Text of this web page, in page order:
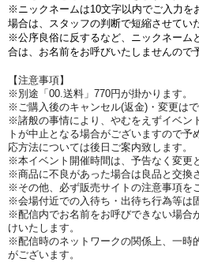
※ニックネームは10文字以内でご入力を
場合は、スタッフの判断で短縮させてい
※公序良俗に反するなど、ニックネーム
合は、お名前をお呼びいたしませんので
【注意事項】
※別途「00.送料」770円が掛かります。
※ご購入後のキャンセル(返金)・変更はで
※諸般の事情により、やむをえずイベン
トが中止となる場合がございますので
応方法については後日ご案内致します。
※本イベント開催時間は、予告なく変更
※商品に不良があった場合は良品と交換
※その他、必ず販売サイトの注意事項を
※会場付近での入待ち・出待ち行為等は
※配信内でお名前をお呼びできない場合
けいたします。
※配信時のネットワークの関係上、一時
がございます。